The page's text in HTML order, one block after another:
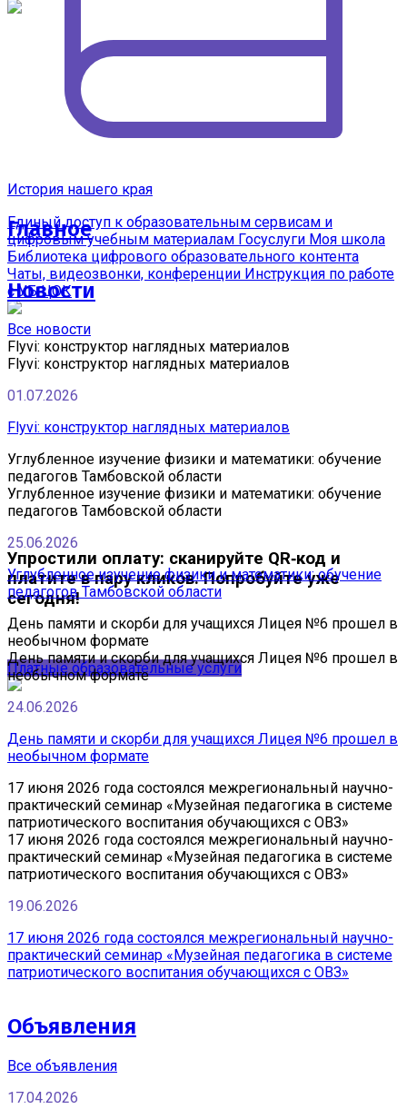
Единый доступ к образовательным сервисам и
цифровым учебным материалам Госуслуги Моя школа
Библиотека цифрового образовательного контента
Чаты, видеозвонки, конференции Инструкция по работе
с УБ ЦОК
Упростили оплату: сканируйте QR‑код и
платите в пару кликов. Попробуйте уже
сегодня!
Платные образовательные услуги
История нашего края
Главное
Новости
Все новости
Flyvi: конструктор наглядных материалов
Flyvi: конструктор наглядных материалов
01.07.2026
Flyvi: конструктор наглядных материалов
Углубленное изучение физики и математики: обучение
педагогов Тамбовской области
Углубленное изучение физики и математики: обучение
педагогов Тамбовской области
25.06.2026
Углубленное изучение физики и математики: обучение
педагогов Тамбовской области
День памяти и скорби для учащихся Лицея №6 прошел в
необычном формате
День памяти и скорби для учащихся Лицея №6 прошел в
необычном формате
24.06.2026
День памяти и скорби для учащихся Лицея №6 прошел в
необычном формате
17 июня 2026 года состоялся межрегиональный научно-
практический семинар «Музейная педагогика в системе
патриотического воспитания обучающихся с ОВЗ»
17 июня 2026 года состоялся межрегиональный научно-
практический семинар «Музейная педагогика в системе
патриотического воспитания обучающихся с ОВЗ»
19.06.2026
17 июня 2026 года состоялся межрегиональный научно-
практический семинар «Музейная педагогика в системе
патриотического воспитания обучающихся с ОВЗ»
Объявления
Все объявления
17.04.2026